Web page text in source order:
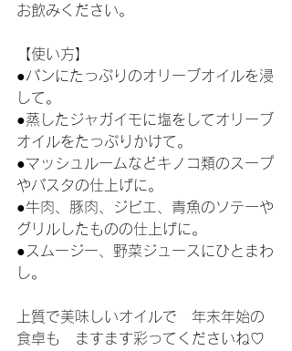
お飲みください。
【使い方】
●パンにたっぷりのオリーブオイルを浸
して。
●蒸したジャガイモに塩をしてオリーブ
オイルをたっぷりかけて。
●マッシュルームなどキノコ類のスープ
やパスタの仕上げに。
●牛肉、豚肉、ジビエ、青魚のソテーや
グリルしたものの仕上げに。
●スムージー、野菜ジュースにひとまわ
し。
上質で美味しいオイルで　年末年始の
食卓も　ますます彩ってくださいね♡